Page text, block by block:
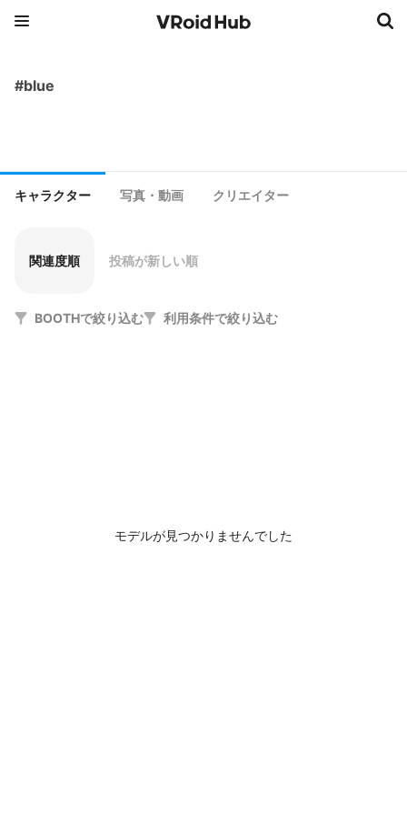
#blue
キャラクター 写真・動画 クリエイター
関連度順 投稿が新しい順
BOOTHで絞り込む 利用条件で絞り込む
モデルが見つかりませんでした